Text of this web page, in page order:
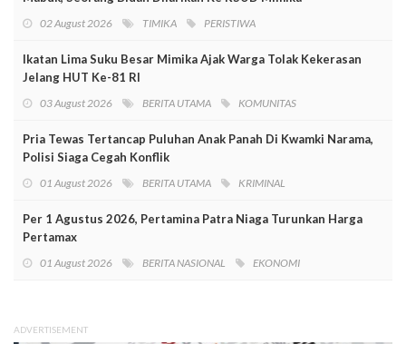
02 August 2026 TIMIKA PERISTIWA
Ikatan Lima Suku Besar Mimika Ajak Warga Tolak Kekerasan
Jelang HUT Ke-81 RI
03 August 2026 BERITA UTAMA KOMUNITAS
Pria Tewas Tertancap Puluhan Anak Panah Di Kwamki Narama,
Polisi Siaga Cegah Konflik
01 August 2026 BERITA UTAMA KRIMINAL
Per 1 Agustus 2026, Pertamina Patra Niaga Turunkan Harga
Pertamax
01 August 2026 BERITA NASIONAL EKONOMI
ADVERTISEMENT